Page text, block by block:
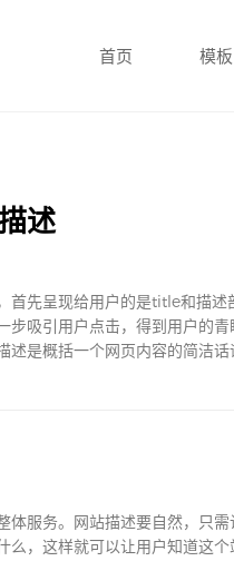
首页 模板
述
首先呈现给用户的是title和描
步吸引用户点击，得到用户的
述是概括一个网页内容的简洁话
体服务。网站描述要自然，只
么，这样就可以让用户知道这个